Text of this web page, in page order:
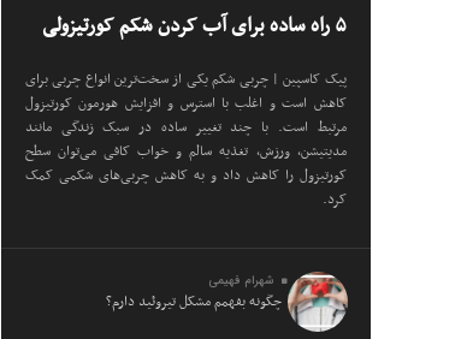
۵ راه ساده برای آب کردن شکم کورتیزولی
پیک کاسپین | چربی شکم یکی از سخت‌ترین انواع چربی برای
کاهش است و اغلب با استرس و افزایش هورمون کورتیزول
مرتبط است. با چند تغییر ساده در سبک زندگی مانند
مدیتیشن، ورزش، تغذیه سالم و خواب کافی می‌توان سطح
کورتیزول را کاهش داد و به کاهش چربی‌های شکمی کمک
کرد.
شهرام فهیمی
چگونه بفهمم مشکل تیروئید دارم؟